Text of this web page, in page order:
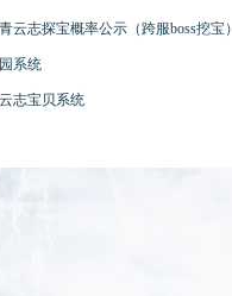
云志探宝概率公示（跨服boss挖宝）
系统
志宝贝系统